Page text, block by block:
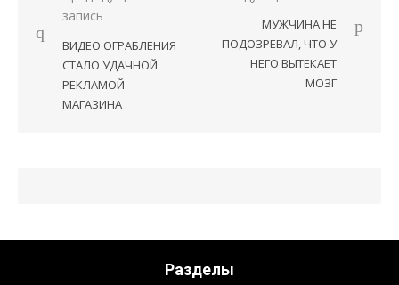
Навигация
по
записям
запись
ВИДЕО ОГРАБЛЕНИЯ
СТАЛО УДАЧНОЙ
РЕКЛАМОЙ
МАГАЗИНА
МУЖЧИНА НЕ
ПОДОЗРЕВАЛ, ЧТО У
НЕГО ВЫТЕКАЕТ
МОЗГ
Разделы